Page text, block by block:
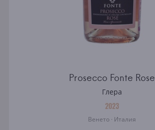
Prosecco Fonte Rose
Глера
2023
Венето · Италия